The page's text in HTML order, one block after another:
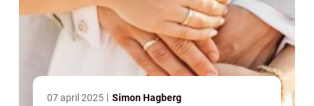
07 april 2025 Simon Hagberg